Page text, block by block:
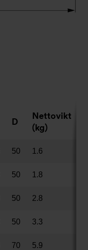
D
Nettovikt
(kg)
50 1.6
50 1.8
50 2.8
50 3.3
70 5.9